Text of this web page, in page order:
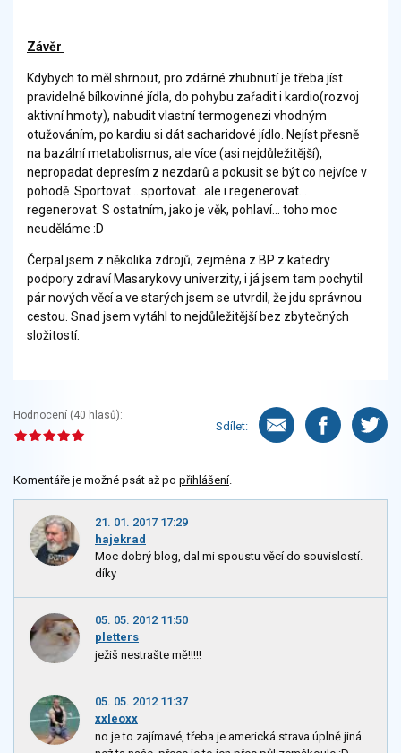
Závěr
Kdybych to měl shrnout, pro zdárné zhubnutí je třeba jíst
pravidelně bílkovinné jídla, do pohybu zařadit i kardio(rozvoj
aktivní hmoty), nabudit vlastní termogenezi vhodným
otužováním, po kardiu si dát sacharidové jídlo. Nejíst přesně
na bazální metabolismus, ale více (asi nejdůležitější),
nepropadat depresím z nezdarů a pokusit se být co nejvíce v
pohodě. Sportovat... sportovat.. ale i regenerovat...
regenerovat. S ostatním, jako je věk, pohlaví... toho moc
neuděláme :D
Čerpal jsem z několika zdrojů, zejména z BP z katedry
podpory zdraví Masarykovy univerzity, i já jsem tam pochytil
pár nových věcí a ve starých jsem se utvrdil, že jdu správnou
cestou. Snad jsem vytáhl to nejdůležitější bez zbytečných
složitostí.
Hodnocení (40 hlasů):
Sdílet:
Komentáře je možné psát až po přihlášení.
21. 01. 2017 17:29
hajekrad
Moc dobrý blog, dal mi spoustu věcí do souvislostí.
díky
05. 05. 2012 11:50
pletters
ježiš nestrašte mě!!!!!
05. 05. 2012 11:37
xxleoxx
no je to zajímavé, třeba je americká strava úplně jiná